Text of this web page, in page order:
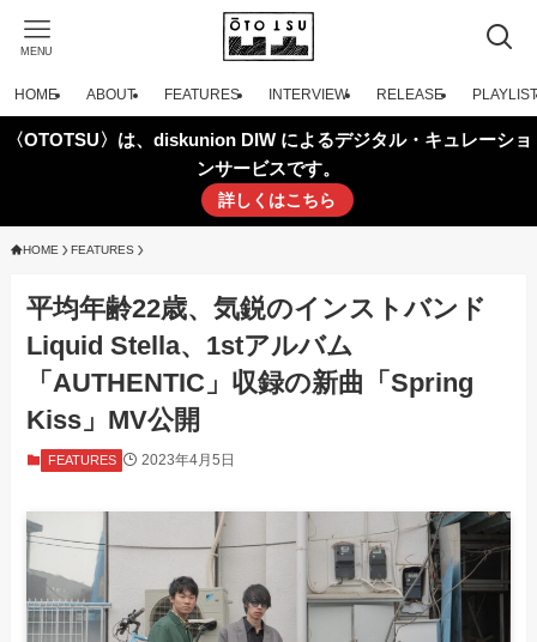
MENU
HOME ABOUT FEATURES INTERVIEW RELEASE PLAYLIST
〈OTOTSU〉は、diskunion DIW によるデジタル・キュレーショ
ンサービスです。
詳しくはこちら
HOME FEATURES
平均年齢22歳、気鋭のインストバンド
Liquid Stella、1stアルバム
「AUTHENTIC」収録の新曲「Spring
Kiss」MV公開
FEATURES 2023年4月5日